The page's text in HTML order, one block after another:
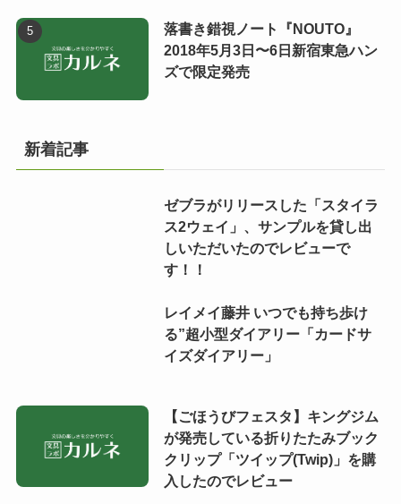
落書き錯視ノート『NOUTO』
2018年5月3日〜6日新宿東急ハン
ズで限定発売
新着記事
ゼブラがリリースした「スタイラ
ス2ウェイ」、サンプルを貸し出
しいただいたのでレビューで
す！！
レイメイ藤井 いつでも持ち歩け
る”超小型ダイアリー「カードサ
イズダイアリー」
【ごほうびフェスタ】キングジム
が発売している折りたたみブック
クリップ「ツイップ(Twip)」を購
入したのでレビュー